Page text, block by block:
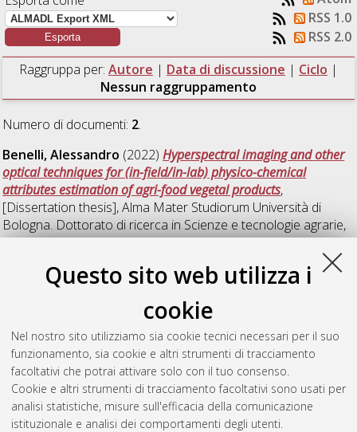
Questo sito web utilizza i
cookie
Nel nostro sito utilizziamo sia cookie tecnici necessari per il suo
funzionamento, sia cookie e altri strumenti di tracciamento
facoltativi che potrai attivare solo con il tuo consenso.
Cookie e altri strumenti di tracciamento facoltativi sono usati per
analisi statistiche, misure sull'efficacia della comunicazione
istituzionale e analisi dei comportamenti degli utenti.
RSS 1.0
RSS 2.0
Raggruppa per: Autore | Data di discussione | Ciclo |
Nessun raggruppamento
Numero di documenti: 2.
Benelli, Alessandro (2022)Hyperspectral imaging and other
optical techniques for (in-field/in-lab) physico-chemical
attributes estimation of agri-food vegetal products,
[Dissertation thesis], Alma Mater Studiorum Università di
Bologna. Dottorato di ricerca inScienze e tecnologie agrarie,
ambientali e alimentari, 34 Ciclo. DOI
Grigoletto, Ilaria(2024) Innovative and sustainable solutions
for quality control of virgin olive oils and valorization of olive
, [Dissertation thesis], Alma Mater Studiorum
Università di Bologna. Dottorato di ricerca inScienze e
tecnologie agrarie, ambientali e alimentari, 36 Ciclo.
Questa lista e' stata generata il Wed Aug 5 20:48:53 2026